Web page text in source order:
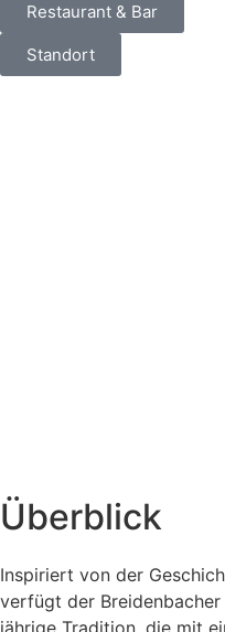
Restaurant & Bar
Standort
Überblick
Inspiriert von der
verfügt der
jährige Tradition, die mit